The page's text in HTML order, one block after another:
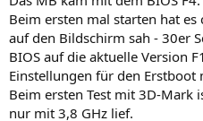
Beim ersten mal starten hat
auf den Bildschirm sah - 30er
BIOS auf die aktuelle Version
Einstellungen für den
Beim ersten Test mit 3D-Mark
nur mit 3,8 GHz lief.